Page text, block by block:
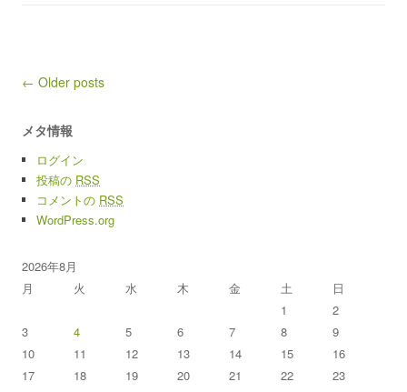
Post navigation
← Older posts
メタ情報
ログイン
投稿の RSS
コメントの RSS
WordPress.org
2026年8月
月
火 水 木 金 土
日
1
2
3
4 5 6 7 8
9
10
11 12 13 14 15
16
17
18 19 20 21 22
23